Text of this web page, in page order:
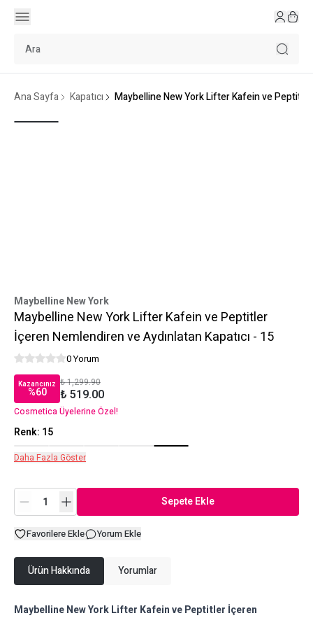
Ana Sayfa Kapatıcı Maybelline New York Lifter Kafein ve
Maybelline New York
Maybelline New York Lifter Kafein ve Peptitler
İçeren Nemlendiren ve Aydınlatan Kapatıcı - 15
0 Yorum
Kazancınız
%60
₺ 1,299.90
₺ 519.00
Cosmetica Üyelerine Özel!
Renk: 15
Daha Fazla Göster
Sepete Ekle
Favorilere Ekle Yorum Ekle
Ürün Hakkında Yorumlar
Maybelline New York Lifter Kafein ve Peptitler İçeren